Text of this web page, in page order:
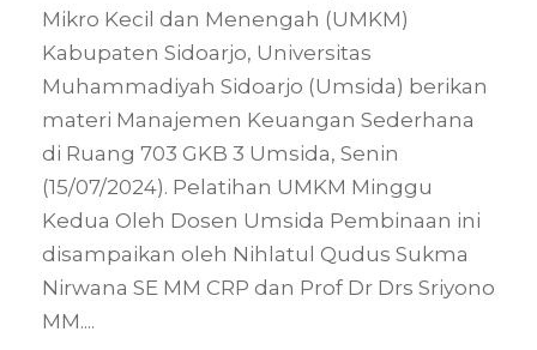
Mikro Kecil dan Menengah (UMKM)
Kabupaten Sidoarjo, Universitas
Muhammadiyah Sidoarjo (Umsida) berikan
materi Manajemen Keuangan Sederhana
di Ruang 703 GKB 3 Umsida, Senin
(15/07/2024). Pelatihan UMKM Minggu
Kedua Oleh Dosen Umsida Pembinaan ini
disampaikan oleh Nihlatul Qudus Sukma
Nirwana SE MM CRP dan Prof Dr Drs Sriyono
MM....